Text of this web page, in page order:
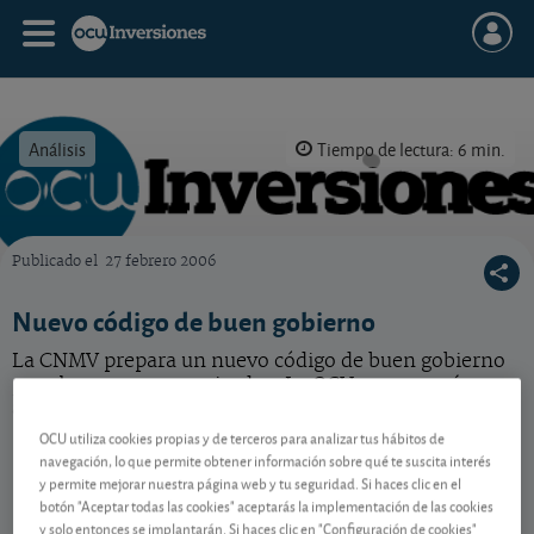
Análisis Tiempo de lectura: 6 min.
Publicado el 27 febrero 2006
Nuevo código de buen gobierno
La CNMV prepara un nuevo código de buen gobierno
para las empresas cotizadas. La OCU presentará
Contenido reservado a SOCIOS
OCU utiliza cookies propias y de terceros para analizar tus hábitos de
navegación, lo que permite obtener información sobre qué te suscita interés
y permite mejorar nuestra página web y tu seguridad. Si haces clic en el
botón "Aceptar todas las cookies" aceptarás la implementación de las cookies
y solo entonces se implantarán. Si haces clic en "Configuración de cookies"